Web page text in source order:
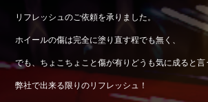
買取査定
Blog
Shop info.
店舗紹介
リフレッシュのご依頼を承りました。
ホイールの傷は完全に塗り直す程でも無く、
でも、ちょこちょこと傷が有りどうも気に成ると言
弊社で出来る限りのリフレッシュ！